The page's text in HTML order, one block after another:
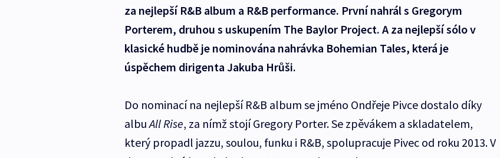
za nejlepší R&B album a R&B performance. První nahrál s Gregorym
Porterem, druhou s uskupením The Baylor Project. A za nejlepší sólo v
klasické hudbě je nominována nahrávka Bohemian Tales, která je
úspěchem dirigenta Jakuba Hrůši.
Do nominací na nejlepší R&B album se jméno Ondřeje Pivce dostalo díky
albuAll Rise, za nímž stojí Gregory Porter. Se zpěvákem a skladatelem,
který propadl jazzu, soulou, funku i R&B, spolupracuje Pivec od roku 2013. V